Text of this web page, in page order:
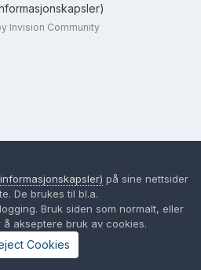
Invision Community
på sine nettsider
De brukes til bl.a.
Bruk siden som normalt, eller
akseptere bruk av cookies.
Cookies